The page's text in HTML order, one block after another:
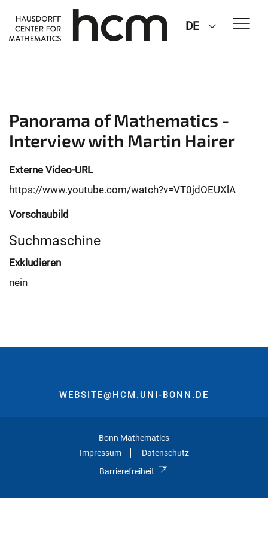
DE
Panorama of Mathematics -
Interview with Martin Hairer
Externe Video-URL
https://www.youtube.com/watch?v=VT0jdOEUXlA
Vorschaubild
Suchmaschine
Exkludieren
nein
WEBSITE@HCM.UNI-BONN.DE
Bonn Mathematics
Impressum
Datenschutz
Barrierefreiheit